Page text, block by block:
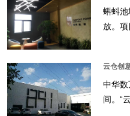
蝌蚪
放。
云仓创
中华数
间。“